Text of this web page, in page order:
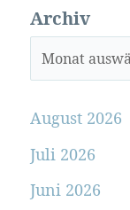
Archiv
August 2026
Juli 2026
Juni 2026